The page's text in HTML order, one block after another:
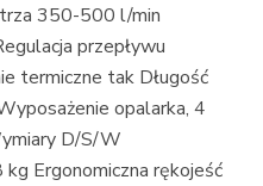
350-500 l/min
przepływu
termiczne tak Długość
opalarka, 4
D/S/W
Ergonomiczna rękojeść